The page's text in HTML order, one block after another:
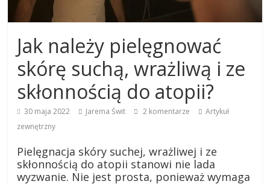
Jak należy pielęgnować
skórę suchą, wrażliwą i ze
skłonnością do atopii?
30 maja 2022 Jarema Świt 2 komentarze
Artykuł
zewnętrzny
Pielęgnacja skóry suchej, wrażliwej i ze
skłonnością do atopii stanowi nie lada
wyzwanie. Nie jest prosta, ponieważ wymaga